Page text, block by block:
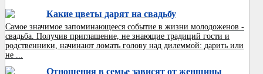
Какие цветы дарят на свадьбу
Самое значимое запоминающееся событие в жизни молодоженов -
свадьба. Получив приглашение, не знающие традиций гости и
родственники, начинают ломать голову над дилеммой: дарить или
не ...
Отношения в семье зависят от женщины